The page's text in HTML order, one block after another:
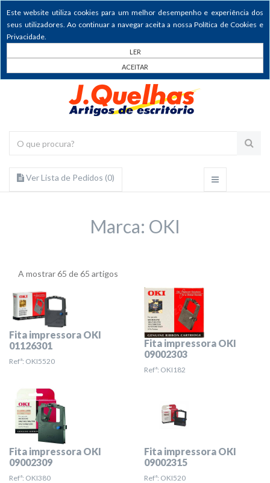
Este website utiliza cookies para um melhor desempenho e experiência dos
seus utilizadores. Ao continuar a navegar aceita a nossa Política de Cookies e
Privacidade.
LER
ACEITAR
Ver Lista de Pedidos (0)
Marca: OKI
A mostrar 65 de 65 artigos
Fita impressora OKI
01126301
Refª: OKI5520
Fita impressora OKI
09002303
Refª: OKI182
Fita impressora OKI
09002309
Refª: OKI380
Fita impressora OKI
09002315
Refª: OKI520